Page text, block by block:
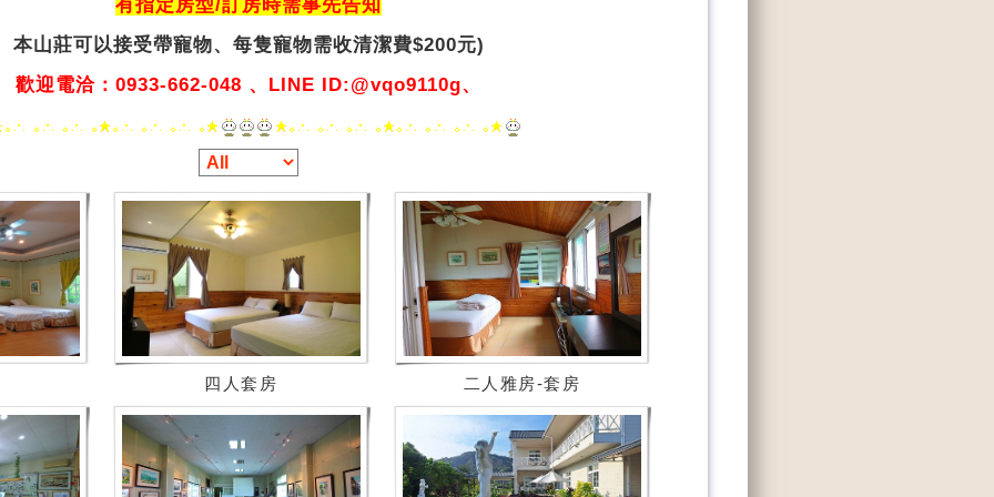
有指定房型/訂房時需事先告知
本山莊可以接受帶寵物、 每隻寵物需收清潔費$200元)
歡迎電洽：0933-662-048 、LINE ID:@vqo9110g、
四人套房 二人雅房-套房